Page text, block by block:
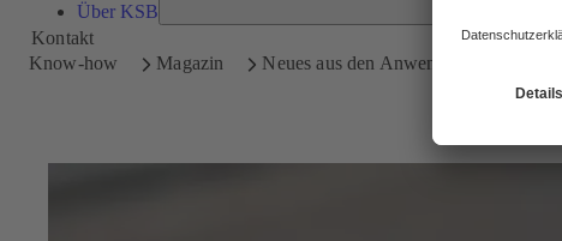
Über KSB
Kontakt
Know-how
Magazin Neues aus den Anwendungen